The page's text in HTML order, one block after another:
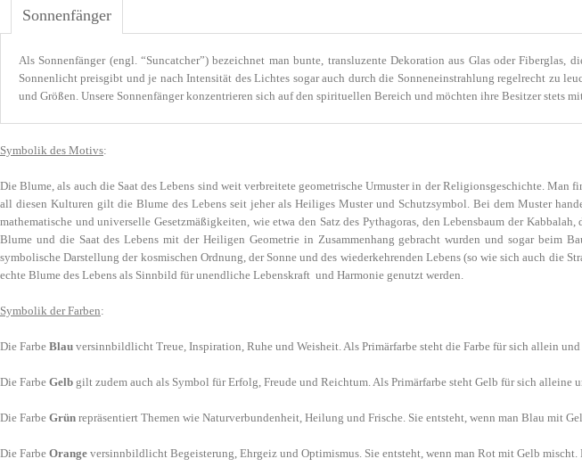
Sonnenfänger
Als Sonnenfänger (engl. “Suncatcher”) bezeichnet man bunte, transluzente Dekoration aus Glas oder
Sonnenlicht preisgibt und je nach Intensität des Lichtes sogar auch durch die Sonneneinstrahlung regelrecht zu
und Größen. Unsere Sonnenfänger konzentrieren sich auf den spirituellen Bereich und möchten ihre Besitzer stets
Symbolik des Motivs:
Die Blume, als auch die Saat des Lebens sind weit verbreitete geometrische Urmuster in der Religionsgeschichte.
all diesen Kulturen gilt die Blume des Lebens seit jeher als Heiliges Muster und Schutzsymbol. Bei dem Muster
mathematische und universelle Gesetzmäßigkeiten, wie etwa den Satz des Pythagoras, den Lebensbaum der
Blume und die Saat des Lebens mit der Heiligen Geometrie in Zusammenhang gebracht wurden und sogar beim
symbolische Darstellung der kosmischen Ordnung, der Sonne und des wiederkehrenden Lebens (so wie sich auch die
echte Blume des Lebens als Sinnbild für unendliche Lebenskraft und Harmonie genutzt werden.
Symbolik der Farben:
Die Farbe Blau versinnbildlicht Treue, Inspiration, Ruhe und Weisheit. Als Primärfarbe steht die Farbe für sich allein und
Die Farbe Gelb gilt zudem auch als Symbol für Erfolg, Freude und Reichtum. Als Primärfarbe steht Gelb für sich alleine
Die Farbe Grün repräsentiert Themen wie Naturverbundenheit, Heilung und Frische. Sie entsteht, wenn man Blau mit
Die Farbe Orange versinnbildlicht Begeisterung, Ehrgeiz und Optimismus. Sie entsteht, wenn man Rot mit Gelb